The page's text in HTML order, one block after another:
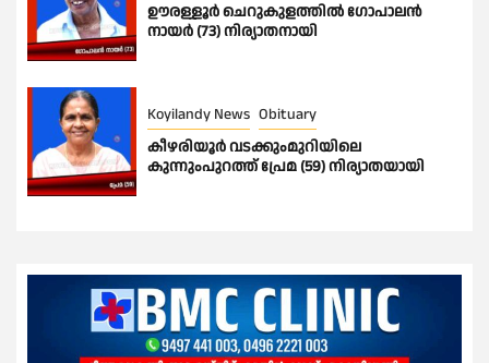
ഊരള്ളൂര്‍ ചെറുകുളത്തിൽ ഗോപാലൻ
നായർ (73) നിര്യാതനായി
Koyilandy News Obituary
കീഴരിയൂർ വടക്കുംമുറിയിലെ
കുന്നുംപുറത്ത് പ്രേമ (59) നിര്യാതയായി